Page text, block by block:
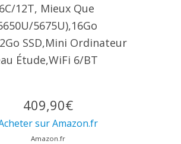
12T, Mieux Que
5675U),16Go
SSD,Mini Ordinateur
Étude,WiFi 6/BT
409,90€
sur Amazon.fr
Amazon.fr